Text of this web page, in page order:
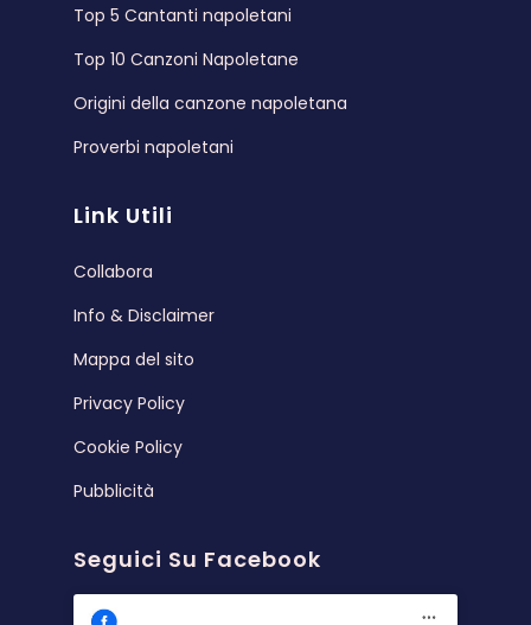
Top 5 Cantanti napoletani
Top 10 Canzoni Napoletane
Origini della canzone napoletana
Proverbi napoletani
Link Utili
Collabora
Info & Disclaimer
Mappa del sito
Privacy Policy
Cookie Policy
Pubblicità
Seguici Su Facebook